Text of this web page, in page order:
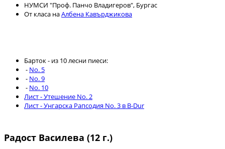
НУМСИ "Проф. Панчо Владигеров", Бургас
От класа наАлбена Кавърджикова
Барток - из 10 лесни пиеси:
- No. 5
- No. 9
- No. 10
Лист - Утешение No. 2
Лист - Унгарска Рапсодия No. 3 в B-Dur
Радост Василева (12 г.)